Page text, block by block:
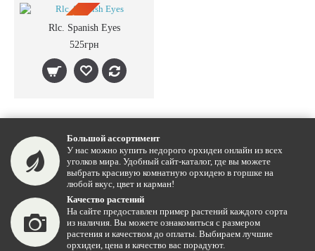
ПРЕДЗАКАЗ
Rlc. Spanish Eyes
525грн
Большой ассортимент
У нас можно купить недорого орхидеи онлайн из всех
уголков мира. Удобный сайт-каталог, где вы можете
выбрать красивую комнатную орхидею в горшке на
любой вкус, цвет и карман!
Качество растений
На сайте предоставлен пример растений каждого сорта
из наличия. Вы можете ознакомиться с размером
растения и качеством до оплаты. Выбираем лучшие
орхидеи, цена и качество вас порадуют.